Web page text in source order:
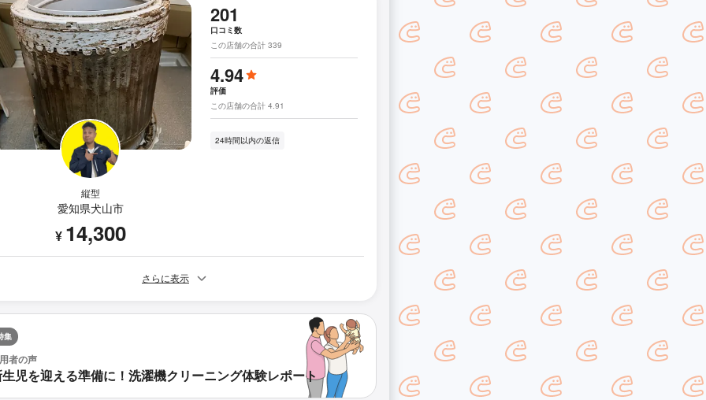
縦型
愛知県犬山市
¥ 14,300
201
口コミ数
この店舗の合計 339
4.94
評価
この店舗の合計 4.91
24時間以内の返信
さらに表示
集
者の声
児を迎える準備に！洗濯機クリーニング体験レポート